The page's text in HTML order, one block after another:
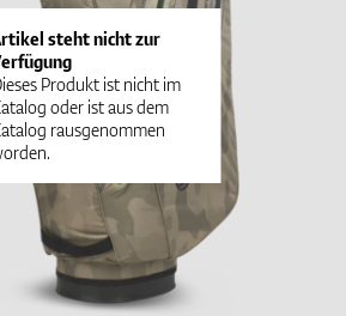
Golfschläger
Bekleidung
Handschuhe
steht nicht zur
Produkt ist nicht im
oder ist aus dem
rausgenommen